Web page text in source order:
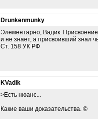
Drunkenmunky
Элементарно, Вадик.
и не знает, а присвоивший знал
Ст. 158 УК РФ
KVadik
>Есть нюанс...
Какие ваши доказательства. ©